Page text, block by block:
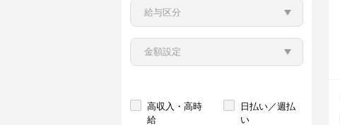
高収入・高時
給
日払い／週払
い